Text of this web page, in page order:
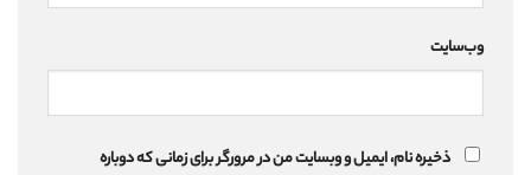
وب‌سایت
ذخیره نام، ایمیل و وبسایت من در مرورگر برای زمانی که دوباره